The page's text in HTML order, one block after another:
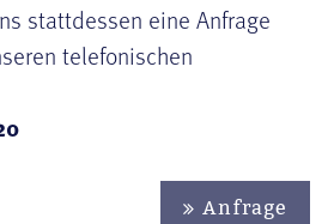
stattdessen eine Anfrage
telefonischen
Anfrage